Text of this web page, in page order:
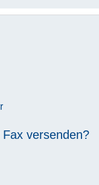
versenden?